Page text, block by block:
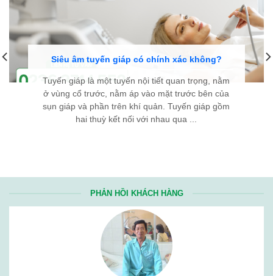
Siêu âm tuyến giáp có chính xác không?
Tuyến giáp là một tuyến nội tiết quan trọng, nằm
ở vùng cổ trước, nằm áp vào mặt trước bên của
sụn giáp và phần trên khí quản. Tuyến giáp gồm
hai thuỳ kết nối với nhau qua ...
PHẢN HỒI KHÁCH HÀNG